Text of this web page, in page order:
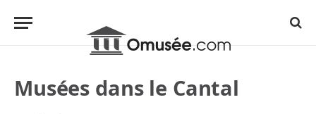
Musées dans le Cantal